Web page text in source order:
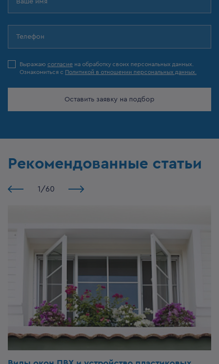
Выражаю согласие на обработку своих персональных данных.
Ознакомиться с Политикой в отношении персональных данных.
Оставить заявку на подбор
Рекомендованные статьи
1 /60